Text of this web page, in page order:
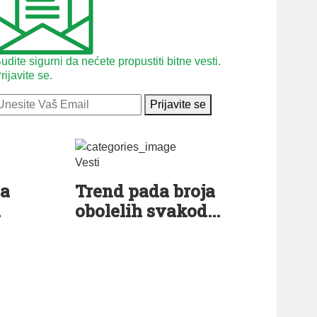
sigurni da nećete propustiti bitne vesti.
se.
Prijavite se
Vesti
Trend pada broja
obolelih svakod...